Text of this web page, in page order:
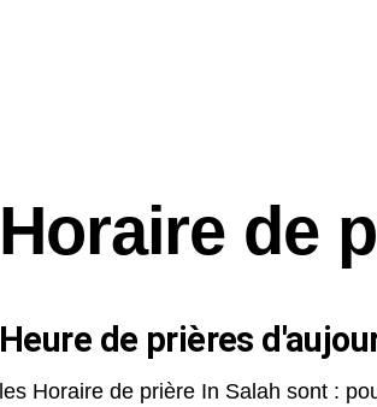
Horaire de
Heure de prières
les Horaire de prière In Salah sont :